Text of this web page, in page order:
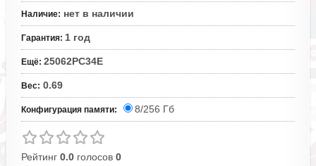
Наличие: нет в наличии
Гарантия: 1 год
Ещё: 25062PC34E
Вес: 0.69
Конфигурация памяти: 8/256 Гб
Рейтинг 0.0голосов 0